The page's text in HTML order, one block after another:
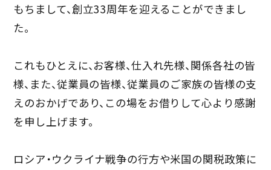
もちまして、創立33周年を迎えることができまし
た。
これもひとえに、お客様、仕入れ先様、関係各社の皆
様、また、従業員の皆様、従業員のご家族の皆様の支
えのおかげであり、この場をお借りして心より感謝
を申し上げます。
ロシア・ウクライナ戦争の行方や米国の関税政策に